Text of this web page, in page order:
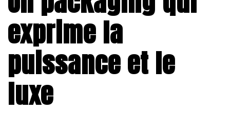
exprime la
puissance et le
luxe